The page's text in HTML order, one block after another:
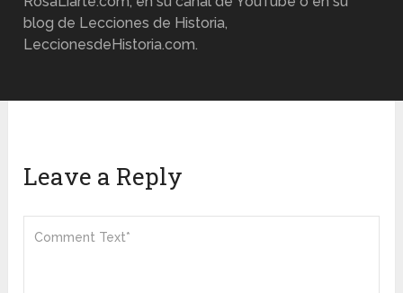
blog de Lecciones de Historia,
LeccionesdeHistoria.com.
Leave a Reply